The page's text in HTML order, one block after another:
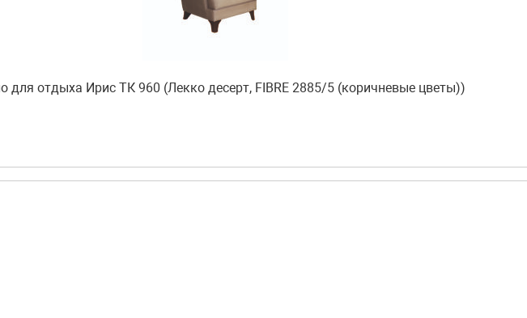
для отдыха Ирис ТК 960 (Лекко десерт, FIBRE 2885/5 (коричневые цветы))